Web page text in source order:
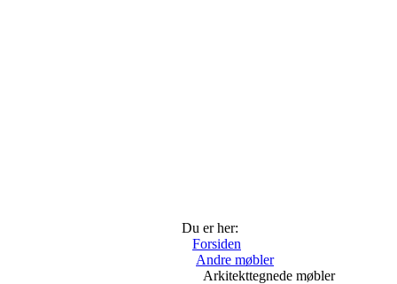
Du er her:
Forsiden
Andre møbler
Arkitekttegnede møbler